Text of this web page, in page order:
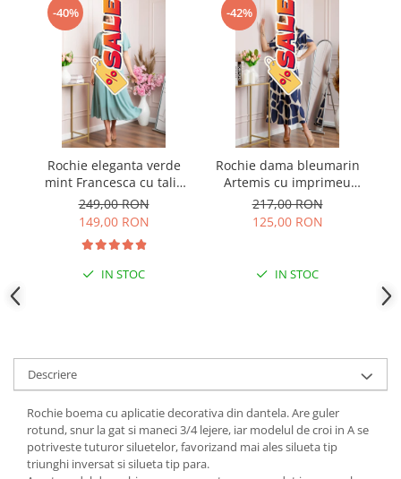
-40%
Rochie eleganta verde
mint Francesca cu talie
incretita
249,00 RON
149,00 RON
IN STOC
-42%
Rochie dama bleumarin
Artemis cu imprimeu
abstract si cordon in talie
217,00 RON
125,00 RON
IN STOC
Descriere
Rochie boema cu aplicatie decorativa din dantela. Are guler
rotund, snur la gat si maneci 3/4 lejere, iar modelul de croi in A se
potriveste tuturor siluetelor, favorizand mai ales silueta tip
triunghi inversat si silueta tip para.